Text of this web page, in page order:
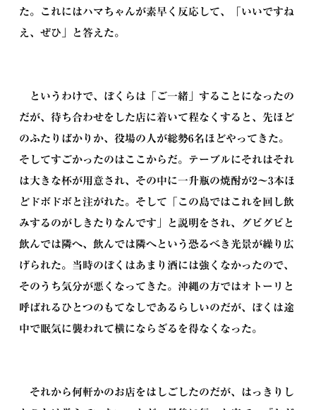
た。これにはハマちゃんが素早く反応して、「いいですね
え、ぜひ」と答えた。
というわけで、ぼくらは「ご一緒」することになったの
だが、待ち合わせをした店に着いて程なくすると、先ほど
のふたりばかりか、役場の人が総勢6名ほどやってきた。
そしてすごかったのはここからだ。テーブルにそれはそれ
は大きな杯が用意され、その中に一升瓶の焼酎が2〜3本ほ
どドボドボと注がれた。そして「この島ではこれを回し飲
みするのがしきたりなんです」と説明をされ、グビグビと
飲んでは隣へ、飲んでは隣へという恐るべき光景が繰り広
げられた。当時のぼくはあまり酒には強くなかったので、
そのうち気分が悪くなってきた。沖縄の方ではオトーリと
呼ばれるひとつのもてなしであるらしいのだが、ぼくは途
中で眠気に襲われて横にならざるを得なくなった。
それから何軒かのお店をはしごしたのだが、はっきりし